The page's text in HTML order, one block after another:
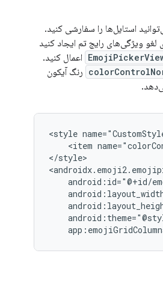
استایل‌ها را سفارشی کنید.
لغو ویژگی‌های رایج تم ایجاد کنید
اعمال کنید.
رنگ آیکون
<style
<item
</style>